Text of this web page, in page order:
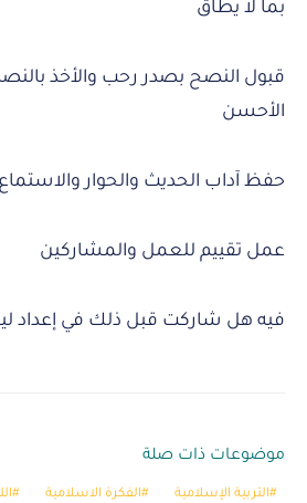
بما لا يطاق
قبول النصح بصدر رحب والأخذ
الأحسن
حفظ آداب الحديث والحوار والاستماع
عمل تقييم للعمل والمشاركين
فيه هل شاركت قبل ذلك في إعداد
موضوعات ذات صلة
التربية الإسلامية الفكرة الاسلامية